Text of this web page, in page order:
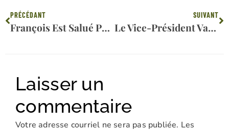
Précédent
PRÉCÉDANT
François Est Salué Pour Son Pontificat « Historique », Qui A Ouvert L’Église Au Monde Comme Aucun Autre Pape.
SUIVANT
Le Vice-Président Vance Défend La Papauté Du Pape François En Le Qualifiant De « Saint Père » Et De Grand Berger Qui Dit La Vérité
Laisser un
commentaire
Votre adresse courriel ne sera pas publiée. Les